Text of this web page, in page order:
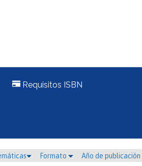
Requisitos ISBN
Formato Año de publicación